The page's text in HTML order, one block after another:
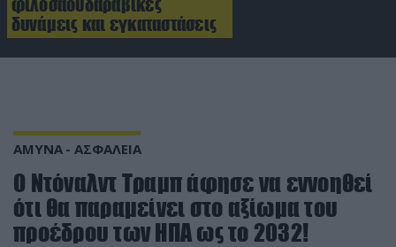
δυνάμεις και εγκαταστάσεις
ΑΜΥΝΑ - ΑΣΦΑΛΕΙΑ
Ο Ντόναλντ Τραμπ άφησε να εννοηθεί
ότι θα παραμείνει στο αξίωμα του
προέδρου των ΗΠΑ ως το 2032!